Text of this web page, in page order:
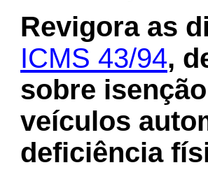
Revigora as
ICMS 43/94,
sobre
veículos
deficiência